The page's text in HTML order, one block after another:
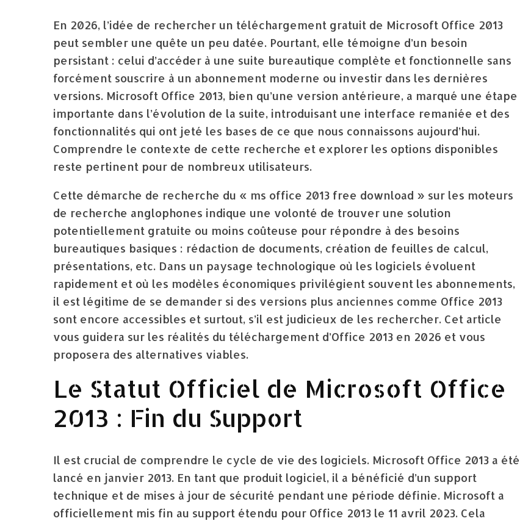
En 2026, l’idée de rechercher un téléchargement gratuit de Microsoft Office 2013
peut sembler une quête un peu datée. Pourtant, elle témoigne d’un besoin
persistant : celui d’accéder à une suite bureautique complète et fonctionnelle sans
forcément souscrire à un abonnement moderne ou investir dans les dernières
versions. Microsoft Office 2013, bien qu’une version antérieure, a marqué une étape
importante dans l’évolution de la suite, introduisant une interface remaniée et des
fonctionnalités qui ont jeté les bases de ce que nous connaissons aujourd’hui.
Comprendre le contexte de cette recherche et explorer les options disponibles
reste pertinent pour de nombreux utilisateurs.
Cette démarche de recherche du « ms office 2013 free download » sur les moteurs
de recherche anglophones indique une volonté de trouver une solution
potentiellement gratuite ou moins coûteuse pour répondre à des besoins
bureautiques basiques : rédaction de documents, création de feuilles de calcul,
présentations, etc. Dans un paysage technologique où les logiciels évoluent
rapidement et où les modèles économiques privilégient souvent les abonnements,
il est légitime de se demander si des versions plus anciennes comme Office 2013
sont encore accessibles et surtout, s’il est judicieux de les rechercher. Cet article
vous guidera sur les réalités du téléchargement d’Office 2013 en 2026 et vous
proposera des alternatives viables.
Le Statut Officiel de Microsoft Office
2013 : Fin du Support
Il est crucial de comprendre le cycle de vie des logiciels. Microsoft Office 2013 a été
lancé en janvier 2013. En tant que produit logiciel, il a bénéficié d’un support
technique et de mises à jour de sécurité pendant une période définie. Microsoft a
officiellement mis fin au support étendu pour Office 2013 le 11 avril 2023. Cela